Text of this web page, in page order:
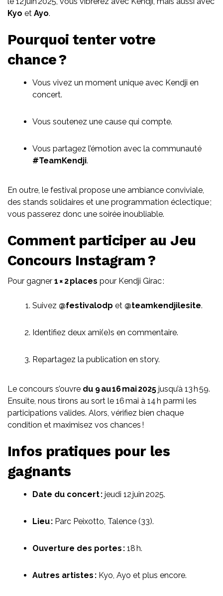
Kyo et Ayo.
Pourquoi tenter votre
chance ?
Vous vivez un moment unique avec Kendji en
concert.
Vous soutenez une cause qui compte.
Vous partagez l’émotion avec la communauté
#TeamKendji.
En outre, le festival propose une ambiance conviviale,
des stands solidaires et une programmation éclectique ;
vous passerez donc une soirée inoubliable.
Comment participer auJeu
Concours Instagram ?
Pour gagner 1 × 2 places pour Kendji Girac :
Suivez @festivalodp et @teamkendjilesite.
Identifiez deux ami(e)s en commentaire.
Repartagez la publication en story.
Le concours s’ouvre du 9 au 16 mai 2025 jusqu’à 13 h 59.
Ensuite, nous tirons au sort le 16 mai à 14 h parmi les
participations valides. Alors, vérifiez bien chaque
condition et maximisez vos chances !
Infos pratiques pour les
gagnants
Date du concert : jeudi 12 juin 2025.
Lieu : Parc Peixotto, Talence (33).
Ouverture des portes : 18 h.
Autres artistes : Kyo, Ayo et plus encore.